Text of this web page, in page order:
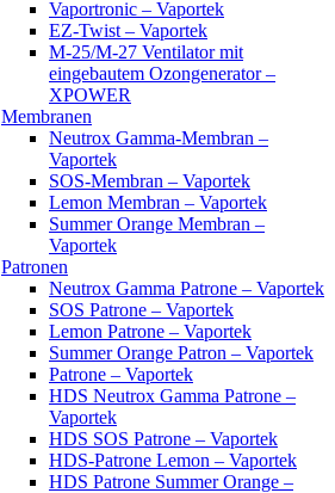
Vaportronic – Vaportek
EZ-Twist – Vaportek
M-25/M-27 Ventilator mit
eingebautem Ozongenerator –
XPOWER
Membranen
Neutrox Gamma-Membran –
Vaportek
SOS-Membran – Vaportek
Lemon Membran – Vaportek
Summer Orange Membran –
Vaportek
Patronen
Neutrox Gamma Patrone – Vaportek
SOS Patrone – Vaportek
Lemon Patrone – Vaportek
Summer Orange Patron – Vaportek
Patrone – Vaportek
HDS Neutrox Gamma Patrone –
Vaportek
HDS SOS Patrone – Vaportek
HDS-Patrone Lemon – Vaportek
HDS Patrone Summer Orange –